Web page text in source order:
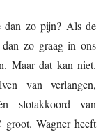
dan zo pijn? Als de
zo graag in ons
Maar dat kan niet.
van verlangen,
slotakkoord van
groot. Wagner heeft